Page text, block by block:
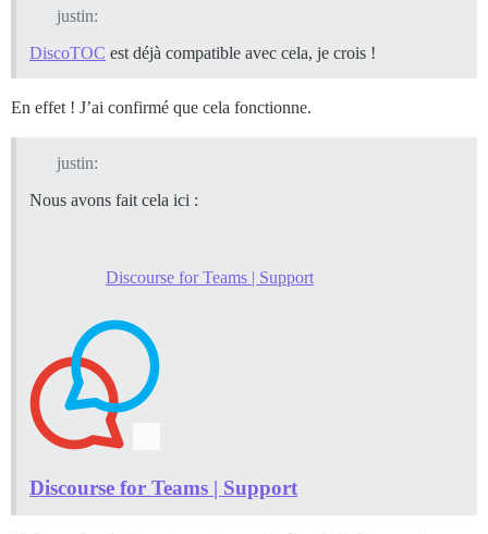
justin:
DiscoTOC est déjà compatible avec cela, je crois !
En effet ! J’ai confirmé que cela fonctionne.
justin:
Nous avons fait cela ici :
Discourse for Teams | Support
Discourse for Teams | Support